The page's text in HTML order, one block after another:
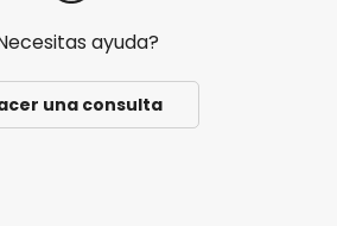
ayuda?
una consulta